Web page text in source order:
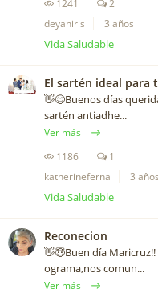
1241
2
deyaniris
3 años
Vida Saludable
El sartén ideal para
👋😊Buenos días
sartén antiadhe...
Ver más
1186
1
katherineferna
3 años
Vida Saludable
Reconecion
👋😇Buen día
ograma,nos comun...
Ver más